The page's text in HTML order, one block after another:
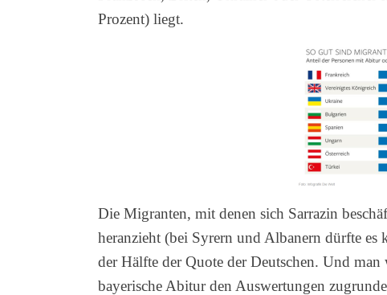
Prozent) liegt.
Die Migranten, mit denen sich Sarrazin
heranzieht (bei Syrern und Albanern dürfte es
der Hälfte der Quote der Deutschen. Und
bayerische Abitur den Auswertungen